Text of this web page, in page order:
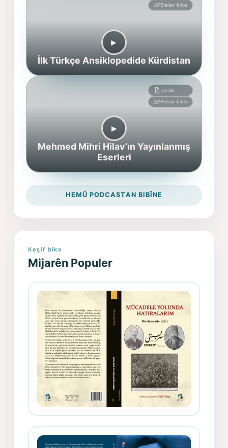
Belav bike
▶︎
İlk Türkçe Ansiklopedide Kürdistan
İçerik
Belav bike
▶︎
Mehmed Mihri Hilav’ın Yayınlanmış
Eserleri
HEMÛ PODCASTAN BIBÎNE
Keşif bike
Mijarên Populer